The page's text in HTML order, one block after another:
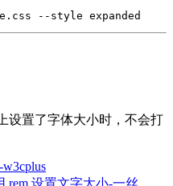
设置了字体大小时，不会打